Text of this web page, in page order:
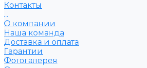
Контакты
...
О компании
Наша команда
Доставка и оплата
Гарантии
Фотогалерея